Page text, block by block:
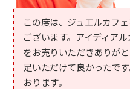
この度は、ジュエルカフ
ございます。アイディア
をお売りいただきありが
足いただけて良かったで
おります。